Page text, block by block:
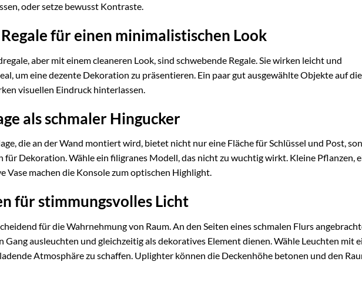
oder setze bewusst Kontraste.
für einen minimalistischen Look
aber mit einem cleaneren Look, sind schwebende Regale. Sie wirken leicht und
um eine dezente Dekoration zu präsentieren. Ein paar gut ausgewählte Objekte auf
visuellen Eindruck hinterlassen.
als schmaler Hingucker
die an der Wand montiert wird, bietet nicht nur eine Fläche für Schlüssel und Post,
für Dekoration. Wähle ein filigranes Modell, das nicht zu wuchtig wirkt. Kleine Pflanzen,
Vase machen die Konsole zum optischen Highlight.
für stimmungsvolles Licht
für die Wahrnehmung von Raum. An den Seiten eines schmalen Flurs
Gang ausleuchten und gleichzeitig als dekoratives Element dienen. Wähle Leuchten mit
Atmosphäre zu schaffen. Uplighter können die Deckenhöhe betonen und den